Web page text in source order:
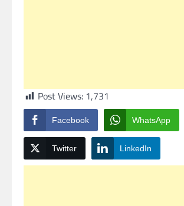
Post Views: 1,731
Facebook WhatsApp
Twitter LinkedIn